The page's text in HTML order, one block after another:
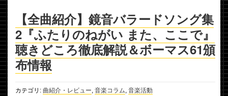
【全曲紹介】鏡音バラードソング集
2『ふたりのねがい また、ここで』
聴きどころ徹底解説＆ボーマス61頒
布情報
カテゴリ: 曲紹介・レビュー 音楽コラム 音楽活動